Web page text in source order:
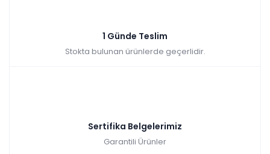
1 Günde Teslim
Stokta bulunan ürünlerde geçerlidir.
Sertifika Belgelerimiz
Garantili Ürünler